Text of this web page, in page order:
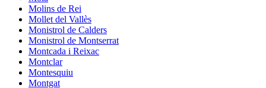
Molins de Rei
Mollet del Vallès
Monistrol de Calders
Monistrol de Montserrat
Montcada i Reixac
Montclar
Montesquiu
Montgat